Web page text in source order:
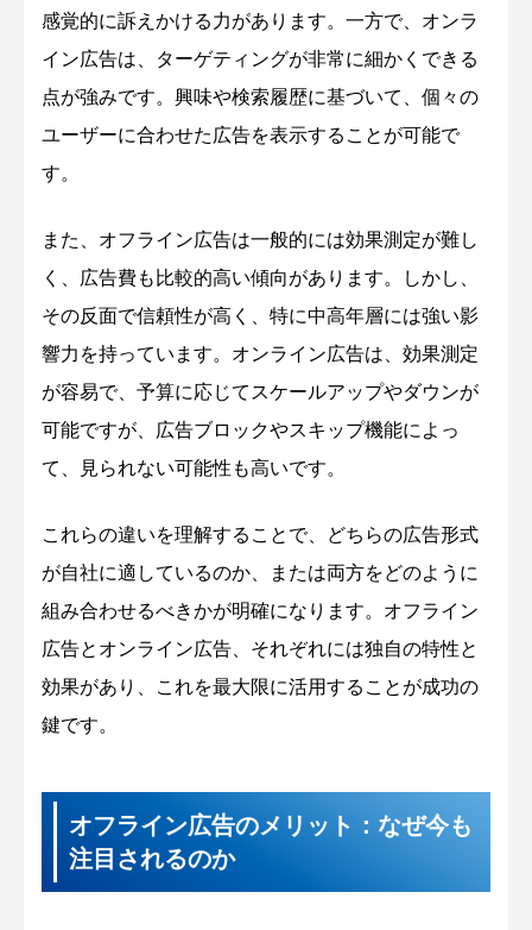
感覚的に訴えかける力があります。一方で、オンラ
イン広告は、ターゲティングが非常に細かくできる
点が強みです。興味や検索履歴に基づいて、個々の
ユーザーに合わせた広告を表示することが可能で
す。
また、オフライン広告は一般的には効果測定が難し
く、広告費も比較的高い傾向があります。しかし、
その反面で信頼性が高く、特に中高年層には強い影
響力を持っています。オンライン広告は、効果測定
が容易で、予算に応じてスケールアップやダウンが
可能ですが、広告ブロックやスキップ機能によっ
て、見られない可能性も高いです。
これらの違いを理解することで、どちらの広告形式
が自社に適しているのか、または両方をどのように
組み合わせるべきかが明確になります。オフライン
広告とオンライン広告、それぞれには独自の特性と
効果があり、これを最大限に活用することが成功の
鍵です。
オフライン広告のメリット：なぜ今も
注目されるのか